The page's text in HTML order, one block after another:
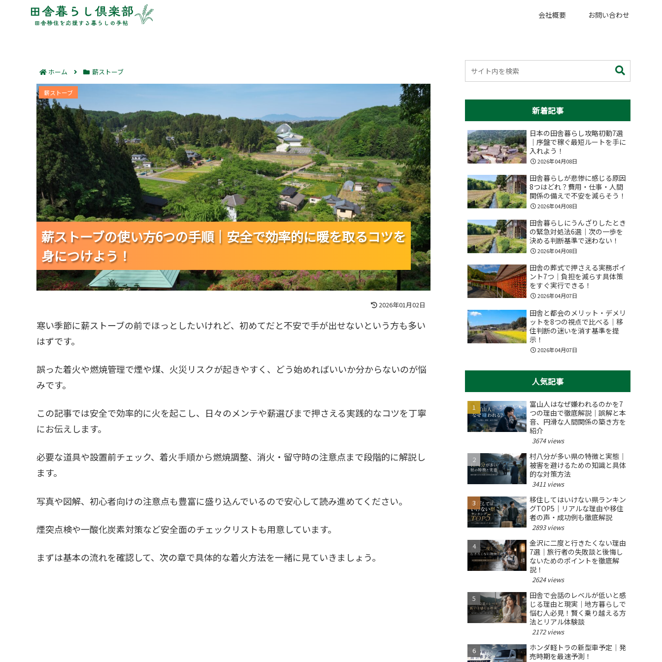
会社概要 お問い合わせ
ホーム 薪ストーブ
薪ストーブの使い方6つの手順｜安全で効率的に暖を取るコツを身につけよう！
薪ストーブの使い方6つの手順｜安全で効率的に暖を取るコツを
身につけよう！
薪ストーブの使い方6つの手順｜安全で効率的に暖を取るコツを
身につけよう！
薪ストーブの使い方6つの手順｜安全で効率的に暖を取るコツを
身につけよう！
薪ストーブ
2026年01月02日
寒い季節に薪ストーブの前でほっとしたいけれど、初めてだと不安で手が出せないという方も多い
はずです。
誤った着火や燃焼管理で煙や煤、火災リスクが起きやすく、どう始めればいいか分からないのが悩
みです。
この記事では安全で効率的に火を起こし、日々のメンテや薪選びまで押さえる実践的なコツを丁寧
にお伝えします。
必要な道具や設置前チェック、着火手順から燃焼調整、消火・留守時の注意点まで段階的に解説し
ます。
写真や図解、初心者向けの注意点も豊富に盛り込んでいるので安心して読み進めてください。
煙突点検や一酸化炭素対策など安全面のチェックリストも用意しています。
まずは基本の流れを確認して、次の章で具体的な着火方法を一緒に見ていきましょう。
新着記事
日本の田舎暮らし攻略初動7選
｜序盤で稼ぐ最短ルートを手に
入れよう！
2026年04月08日
田舎暮らしが悲惨に感じる原因
8つはどれ？費用・仕事・人間
関係の備えで不安を減らそう！
2026年04月08日
田舎暮らしにうんざりしたとき
の緊急対処法6選｜次の一歩を
決める判断基準で迷わない！
2026年04月08日
田舎の葬式で押さえる実務ポイ
ント7つ｜負担を減らす具体策
をすぐ実行できる！
2026年04月07日
田舎と都会のメリット・デメリ
ットを8つの視点で比べる｜移
住判断の迷いを消す基準を提
示！
2026年04月07日
人気記事
富山人はなぜ嫌われるのかを7
つの理由で徹底解説｜誤解と本
音、円滑な人間関係の築き方を
紹介
3674 views
村八分が多い県の特徴と実態｜
被害を避けるための知識と具体
的な対策方法
3411 views
移住してはいけない県ランキン
グTOP5｜リアルな理由や移住
者の声・成功例も徹底解説
2893 views
金沢に二度と行きたくない理由
7選｜旅行者の失敗談と後悔し
ないためのポイントを徹底解
説！
2624 views
田舎で会話のレベルが低いと感
じる理由と現実｜地方暮らしで
悩む人必見！賢く乗り越える方
法とリアル体験談
2172 views
ホンダ軽トラの新型車予定｜発
売時期を最速予測！